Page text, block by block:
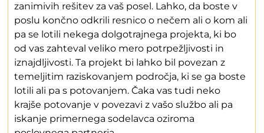
zanimivih rešitev za vaš posel. Lahko, da boste v
poslu končno odkrili resnico o nečem ali o kom ali
pa se lotili nekega dolgotrajnega projekta, ki bo
od vas zahteval veliko mero potrpežljivosti in
iznajdljivosti. Ta projekt bi lahko bil povezan z
temeljitim raziskovanjem področja, ki se ga boste
lotili ali pa s potovanjem. Čaka vas tudi neko
krajše potovanje v povezavi z vašo službo ali pa
iskanje primernega sodelavca oziroma